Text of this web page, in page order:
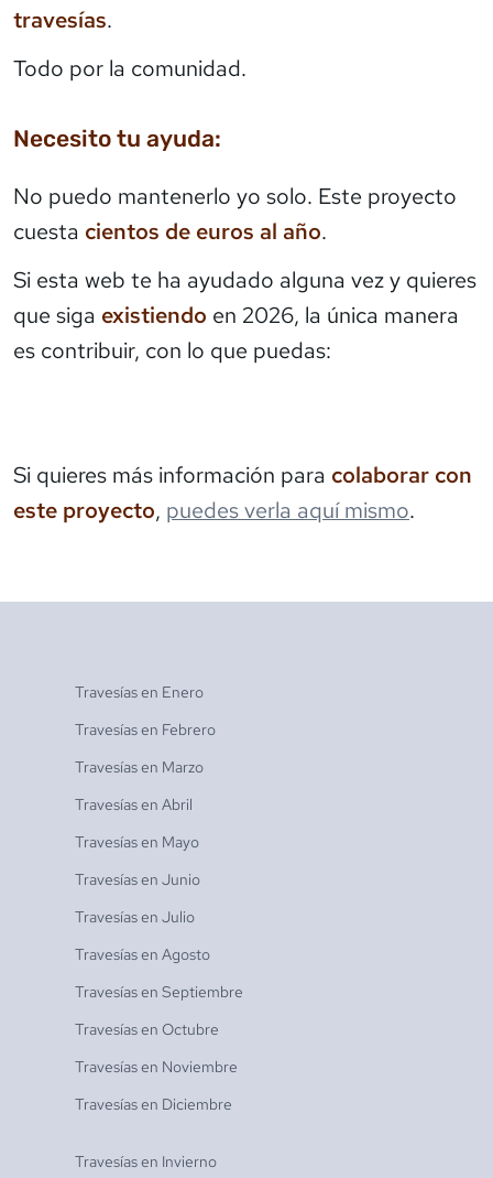
travesías.
Todo por la comunidad.
Necesito tu ayuda:
No puedo mantenerlo yo solo. Este proyecto
cuesta cientos de euros al año.
Si esta web te ha ayudado alguna vez y quieres
que siga existiendo en 2026, la única manera
es contribuir, con lo que puedas:
Si quieres más información para colaborar con
este proyecto, puedes verla aquí mismo.
Travesías en Enero
Travesías en Febrero
Travesías en Marzo
Travesías en Abril
Travesías en Mayo
Travesías en Junio
Travesías en Julio
Travesías en Agosto
Travesías en Septiembre
Travesías en Octubre
Travesías en Noviembre
Travesías en Diciembre
Travesías en Invierno